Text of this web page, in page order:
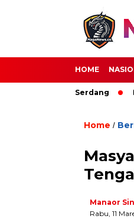
HOME
Deli Serdang Demo
Home /
Manaor
Rabu, 11